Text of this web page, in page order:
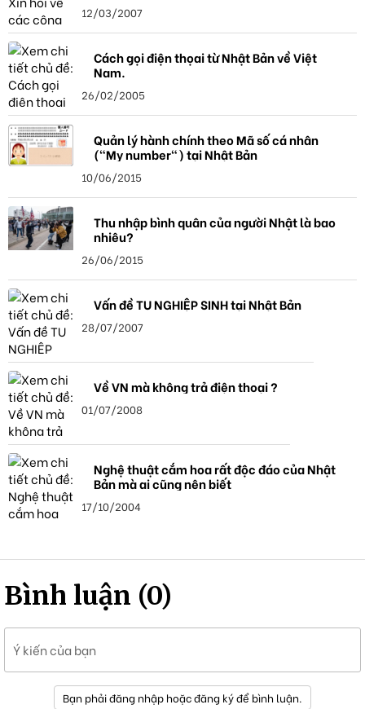
12/03/2007
Cách gọi điện thọai từ Nhật Bản về Việt
Nam.
26/02/2005
Quản lý hành chính theo Mã số cá nhân
("My number") tại Nhật Bản
10/06/2015
Thu nhập bình quân của người Nhật là bao
nhiêu?
26/06/2015
Vấn đề TU NGHIỆP SINH tại Nhật Bản
28/07/2007
Về VN mà không trả điện thoại ?
01/07/2008
Nghệ thuật cắm hoa rất độc đáo của Nhật
Bản mà ai cũng nên biết
17/10/2004
Bình luận (0)
Ý kiến của bạn
Bạn phải đăng nhập hoặc đăng ký để bình luận.